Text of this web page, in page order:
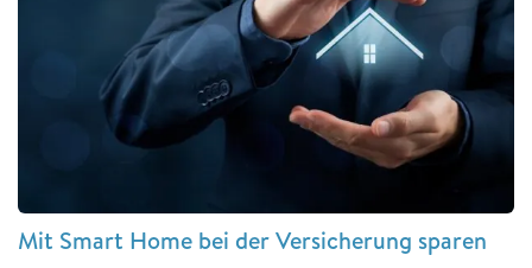
Mit Smart Home bei der Versicherung sparen